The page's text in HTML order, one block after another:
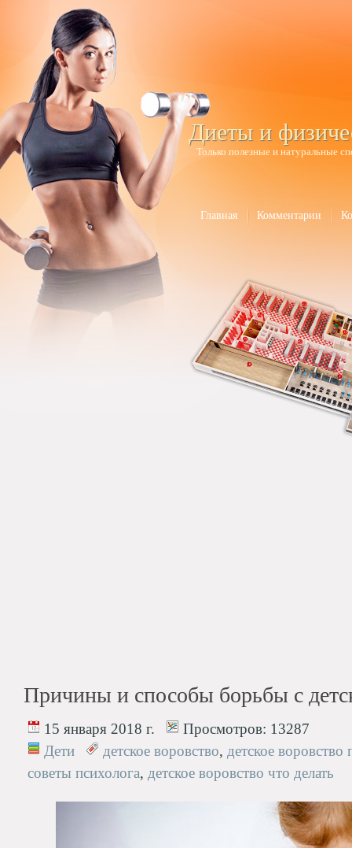
Диеты и
Только полезные и натуральные
Главная Комментарии
Причины и способы борьбы с
15 января 2018 г. Просмотров: 13287
Дети
детское воровство, детское
советы психолога, детское воровство что делать